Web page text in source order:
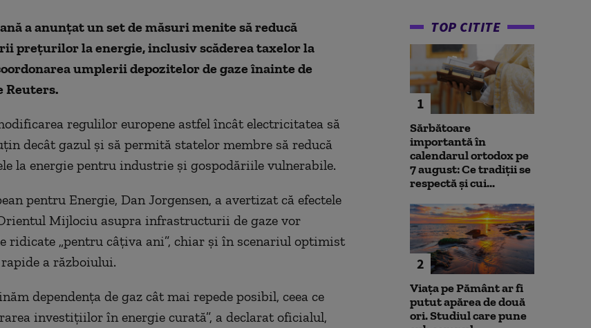
a anunţat un set de măsuri menite să reducă
preţurilor la energie, inclusiv scăderea taxelor la
umplerii depozitelor de gaze înainte de
Reuters.
regulilor europene astfel încât electricitatea să
decât gazul şi să permită statelor membre să reducă
la energie pentru industrie şi gospodăriile vulnerabile.
pentru Energie, Dan Jorgensen, a avertizat că efectele
Mijlociu asupra infrastructurii de gaze vor
ridicate „pentru câţiva ani”, chiar şi în scenariul optimist
a războiului.
dependenţa de gaz cât mai repede posibil, ceea ce
investiţiilor în energie curată”, a declarat oficialul,
TOP CITITE
1
Sărbătoare
importantă în
calendarul ortodox pe
7 august: Ce tradiții se
respectă și cui...
2
Viața pe Pământ ar fi
putut apărea de două
ori. Studiul care pune